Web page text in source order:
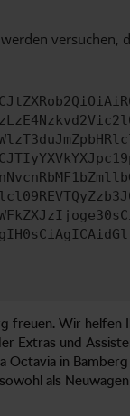
versuchen,
freuen. Wir helfen
Extras und
Octavia in
als